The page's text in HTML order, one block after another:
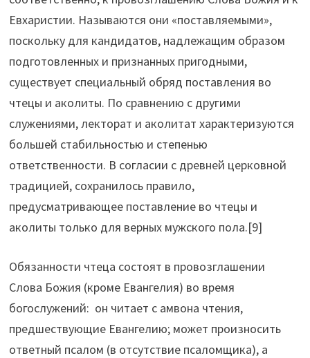
Евхаристии. Называются они «поставляемыми»,
поскольку для кандидатов, надлежащим образом
подготовленных и признанных пригодными,
существует специальный обряд поставления во
чтецы и аколиты. По сравнению с другими
служениями, лекторат и аколитат характеризуются
большей стабильностью и степенью
ответственности. В согласии с древней церковной
традицией, сохранилось правило,
предусматривающее поставление во чтецы и
аколиты только для верных мужского пола.[9]
Обязанности чтеца состоят в провозглашении
Слова Божия (кроме Евангелия) во время
богослужений: он читает с амвона чтения,
предшествующие Евангелию; может произносить
ответный псалом (в отсутствие псаломщика), а